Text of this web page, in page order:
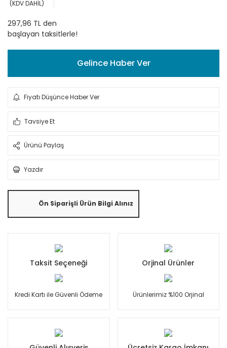
(KDV DAHİL)
297,96 TL den
başlayan taksitlerle!
Gelince Haber Ver
Fiyatı Düşünce Haber Ver
Tavsiye Et
Ürünü Paylaş
Yazdır
Ön Siparişli Ürün Bilgi Alınız
Taksit Seçeneği
Kredi Kartı ile Güvenli Ödeme
Orjinal Ürünler
Ürünlerimiz %100 Orjinal